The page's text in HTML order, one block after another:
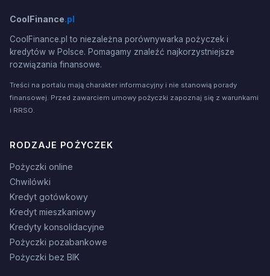
CoolFinance.pl
CoolFinance.pl to niezależna porównywarka pożyczek i
kredytów w Polsce. Pomagamy znaleźć najkorzystniejsze
rozwiązania finansowe.
Treści na portalu mają charakter informacyjny i nie stanowią porady
finansowej. Przed zawarciem umowy pożyczki zapoznaj się z warunkami
i RRSO.
RODZAJE POŻYCZEK
Pożyczki online
Chwilówki
Kredyt gotówkowy
Kredyt mieszkaniowy
Kredyty konsolidacyjne
Pożyczki pozabankowe
Pożyczki bez BIK